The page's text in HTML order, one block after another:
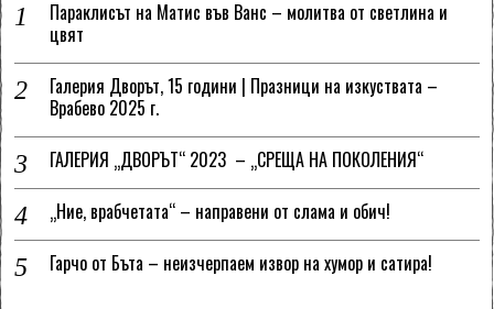
Параклисът на Матис във Ванс – молитва от светлина и
цвят
Галерия Дворът, 15 години | Празници на изкуствата –
Врабево 2025 г.
ГАЛЕРИЯ „ДВОРЪТ“ 2023 – „СРЕЩА НА ПОКОЛЕНИЯ“
„Ние, врабчетата“ – направени от слама и обич!
Гарчо от Бъта – неизчерпаем извор на хумор и сатира!